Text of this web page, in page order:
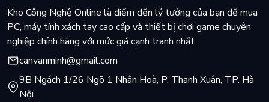
Kho Công Nghệ Online là điểm đến lý tưởng của bạn để mua
PC, máy tính xách tay cao cấp và thiết bị chơi game chuyên
nghiệp chính hãng với mức giá cạnh tranh nhất.
canvanminh@gmail.com
9B Ngách 1/26 Ngõ 1 Nhân Hoà, P. Thanh Xuân, TP. Hà
Nội